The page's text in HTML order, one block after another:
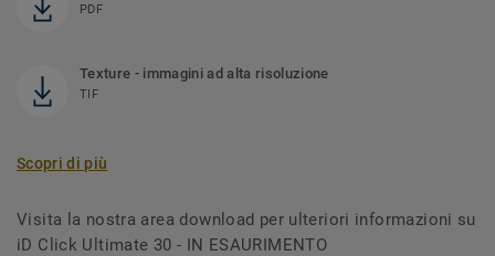
PDF
Texture - immagini ad alta risoluzione
TIF
Scopri di più
Visita la nostra area download per ulteriori informazioni su
iD Click Ultimate 30 - IN ESAURIMENTO